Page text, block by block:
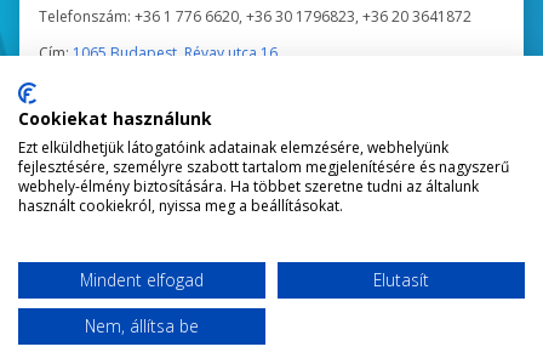
Telefonszám: +36 1 776 6620, +36 30 1796823, +36 20 3641872
Cím: 1065 Budapest, Révay utca 16.
Nappali tagozatosoknak: hétfő, kedd, csütörtök 9:00 - 15:00
Esti tagozatosoknak: hétfő, kedd, csütörtök 16:00 - 18:00
Nyári időszakban a Titkárság ügyfélfogadási ideje:
Cookiekat használunk
Ezt elküldhetjük látogatóink adatainak elemzésére, webhelyünk
fejlesztésére, személyre szabott tartalom megjelenítésére és nagyszerű
webhely-élmény biztosítására. Ha többet szeretne tudni az általunk
használt cookiekról, nyissa meg a beállításokat.
Mindent elfogad
Elutasít
Nem, állítsa be